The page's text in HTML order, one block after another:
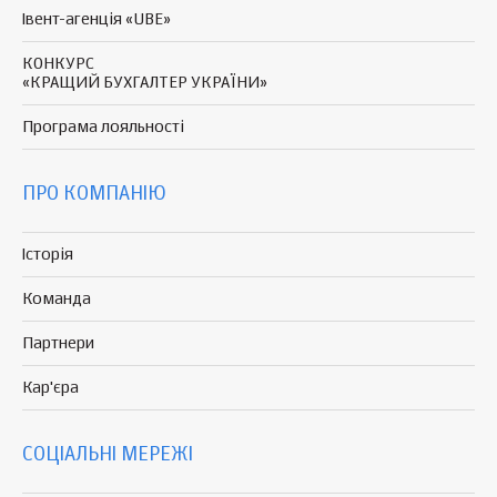
Івент-агенція «UBE»
КОНКУРС
«КРАЩИЙ БУХГАЛТЕР УКРАЇНИ»
Програма лояльності
ПРО КОМПАНІЮ
Історія
Команда
Партнери
Кар'єра
СОЦІАЛЬНІ МЕРЕЖІ